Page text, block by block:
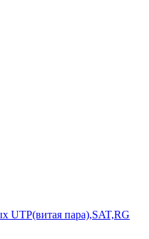
UTP(витая пара),SAT,RG